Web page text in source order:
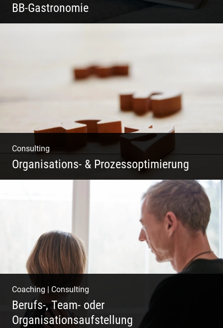
BB-Gastronomie
Consulting
Organisations- & Prozessoptimierung
Erfolg ermöglichen durch Klarheit in der
Coaching | Consulting
Berufs-, Team- oder
Organisationsaufstellung